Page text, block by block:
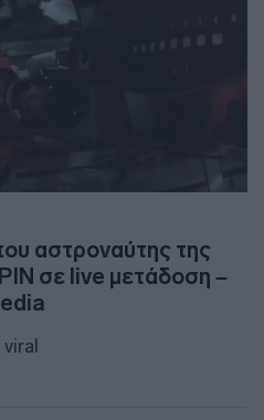
αστροναύτης της
σε live μετάδοση –